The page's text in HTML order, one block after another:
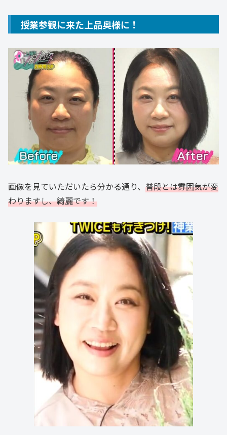
授業参観に来た上品奥様に！
画像を見ていただいたら分かる通り、 普段とは雰囲気が変
わりますし、綺麗です！